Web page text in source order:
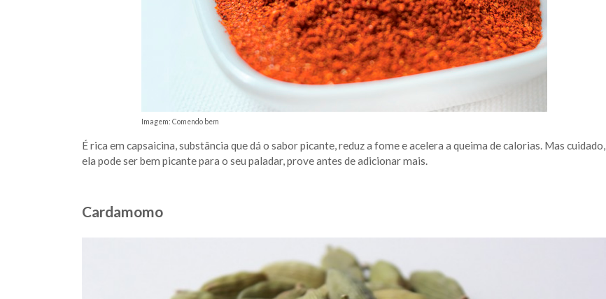
Imagem: Comendo bem
É rica em capsaicina, substância que dá o sabor picante, reduz a fome e acelera a queima de calorias. Mas cuidado,
ela pode ser bem picante para o seu paladar, prove antes de adicionar mais.
Cardamomo